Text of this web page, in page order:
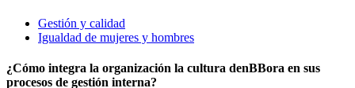
Gestión y calidad
Igualdad de mujeres y hombres
¿Cómo integra la organización la cultura denBBora en sus
procesos de gestión interna?